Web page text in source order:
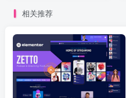
相关推荐